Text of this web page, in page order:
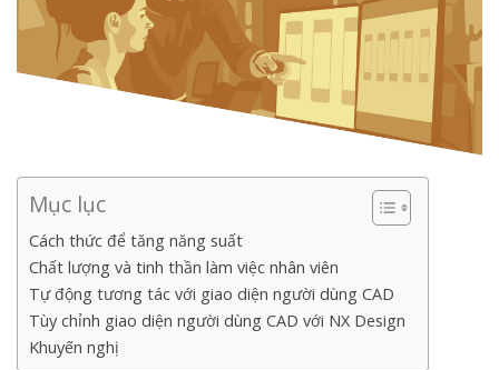
Mục lục
Cách thức để tăng năng suất
Chất lượng và tinh thần làm việc nhân viên
Tự động tương tác với giao diện người dùng CAD
Tùy chỉnh giao diện người dùng CAD với NX Design
Khuyến nghị